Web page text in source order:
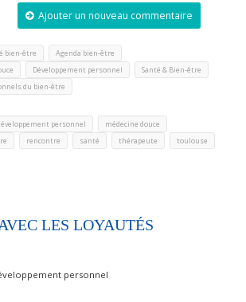
Ajouter un nouveau commentaire
bien-être Agenda bien-être
Développement personnel Santé & Bien-être
du bien-être
personnel médecine douce
rencontre santé thérapeute toulouse
LES LOYAUTÉS
personnel